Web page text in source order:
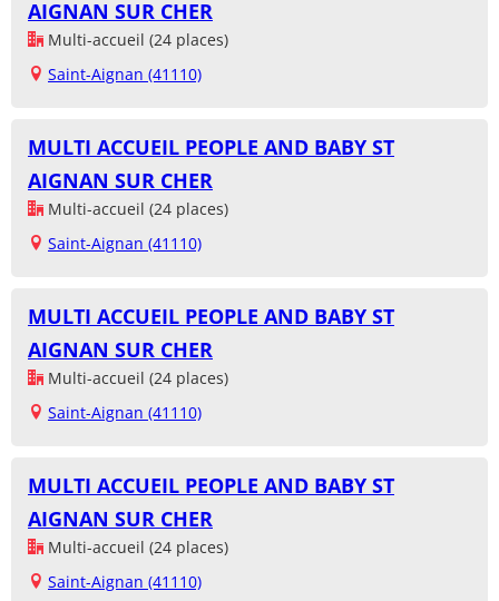
AIGNAN SUR CHER
Multi-accueil (24 places)
Saint-Aignan (41110)
MULTI ACCUEIL PEOPLE AND BABY ST
AIGNAN SUR CHER
Multi-accueil (24 places)
Saint-Aignan (41110)
MULTI ACCUEIL PEOPLE AND BABY ST
AIGNAN SUR CHER
Multi-accueil (24 places)
Saint-Aignan (41110)
MULTI ACCUEIL PEOPLE AND BABY ST
AIGNAN SUR CHER
Multi-accueil (24 places)
Saint-Aignan (41110)